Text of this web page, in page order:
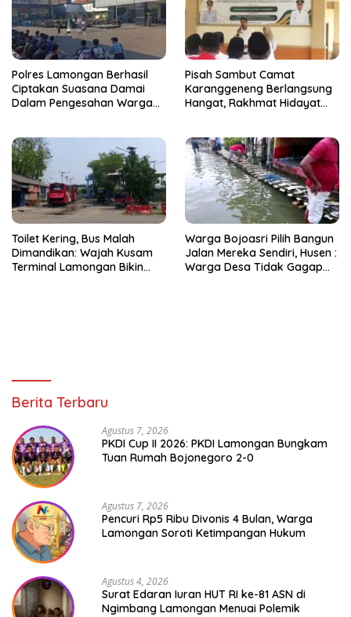
Polres Lamongan Berhasil
Ciptakan Suasana Damai
Dalam Pengesahan Warga
Pisah Sambut Camat
Karanggeneng Berlangsung
Hangat, Rakhmat Hidayat
Toilet Kering, Bus Malah
Dimandikan: Wajah Kusam
Terminal Lamongan Bikin
Warga Bojoasri Pilih Bangun
Jalan Mereka Sendiri, Husen :
Warga Desa Tidak Gagap
Berita Terbaru
Agustus 7, 2026
PKDI Cup II 2026: PKDI Lamongan Bungkam
Tuan Rumah Bojonegoro 2-0
Agustus 7, 2026
Pencuri Rp5 Ribu Divonis 4 Bulan, Warga
Lamongan Soroti Ketimpangan Hukum
Agustus 4, 2026
Surat Edaran Iuran HUT RI ke-81 ASN di
Ngimbang Lamongan Menuai Polemik